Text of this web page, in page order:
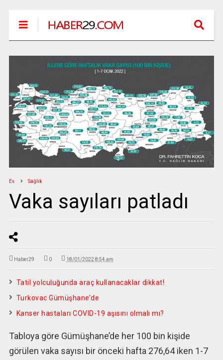
Ev. Sağlık
Vaka sayıları patladı
Haber29 0 18/01/2022 8:54 am
Tatil yolculuğunda araç kullanacaklar dikkat!
Turkovac Gümüşhane’de
Kanser hastaları COVID-19 aşısını olmalı mı?
Tabloya göre Gümüşhane’de her 100 bin kişide
görülen vaka sayısı bir önceki hafta 276,64 iken 1-7